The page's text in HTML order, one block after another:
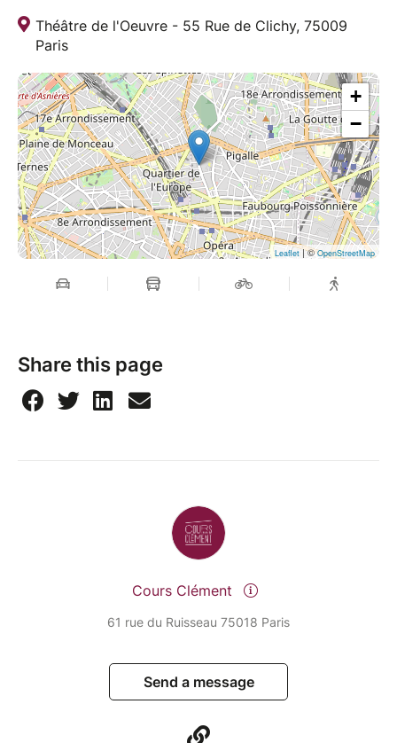
Théâtre de l'Oeuvre - 55 Rue de Clichy, 75009
Paris
+
−
Leaflet| ©OpenStreetMap
Share this page
Cours Clément
61 rue du Ruisseau 75018 Paris
Send a message